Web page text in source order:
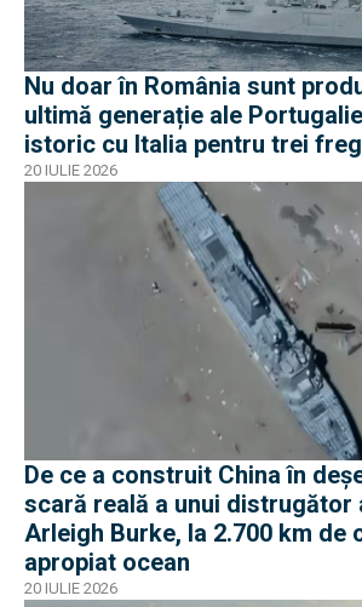
Nu doar în România sunt
ultimă generație ale
istoric cu Italia pentru trei
20 IULIE 2026
De ce a construit China în
scară reală a unui distrugător
Arleigh Burke, la 2.700 km de
apropiat ocean
20 IULIE 2026